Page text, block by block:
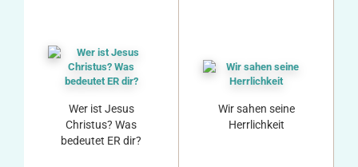
Wer ist Jesus
Christus? Was
bedeutet ER dir?
Wir sahen seine
Herrlichkeit